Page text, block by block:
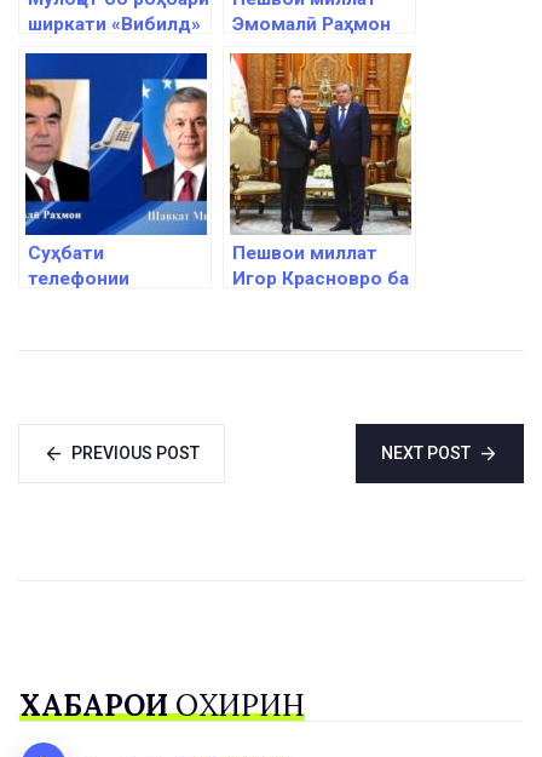
ширкати «Вибилд»
Пиетро Салини
Эмомалӣ Раҳмон
ба Сарвазири
Ҷопон Фумио
Кисида барқияи
изҳори тасаллӣ
ирсол намуданд
Суҳбати
телефонии
Пешвои миллат
Игор Красновро ба
PREVIOUS POST NEXT POST
ХАБАРҲОИОХИРИН